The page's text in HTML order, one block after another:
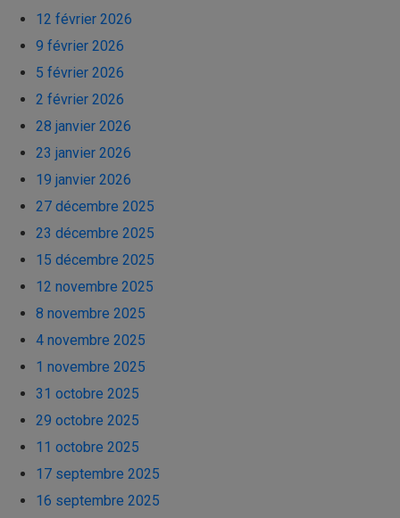
12 février 2026
9 février 2026
5 février 2026
2 février 2026
28 janvier 2026
23 janvier 2026
19 janvier 2026
27 décembre 2025
23 décembre 2025
15 décembre 2025
12 novembre 2025
8 novembre 2025
4 novembre 2025
1 novembre 2025
31 octobre 2025
29 octobre 2025
11 octobre 2025
17 septembre 2025
16 septembre 2025